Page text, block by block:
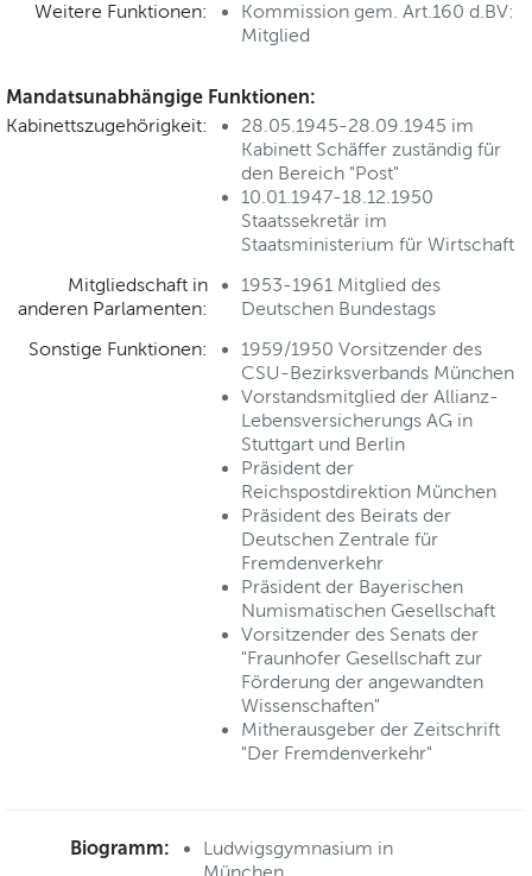
Weitere Funktionen:
Kommission gem. Art.160 d.BV:
Mitglied
Mandatsunabhängige Funktionen:
Kabinettszugehörigkeit:
28.05.1945-28.09.1945 im
Kabinett Schäffer zuständig für
den Bereich "Post"
10.01.1947-18.12.1950
Staatssekretär im
Staatsministerium für Wirtschaft
Mitgliedschaft in
anderen Parlamenten:
1953-1961 Mitglied des
Deutschen Bundestags
Sonstige Funktionen:
1959/1950 Vorsitzender des
CSU-Bezirksverbands München
Vorstandsmitglied der Allianz-
Lebensversicherungs AG in
Stuttgart und Berlin
Präsident der
Reichspostdirektion München
Präsident des Beirats der
Deutschen Zentrale für
Fremdenverkehr
Präsident der Bayerischen
Numismatischen Gesellschaft
Vorsitzender des Senats der
"Fraunhofer Gesellschaft zur
Förderung der angewandten
Wissenschaften"
Mitherausgeber der Zeitschrift
"Der Fremdenverkehr"
Biogramm:
Ludwigsgymnasium in
München